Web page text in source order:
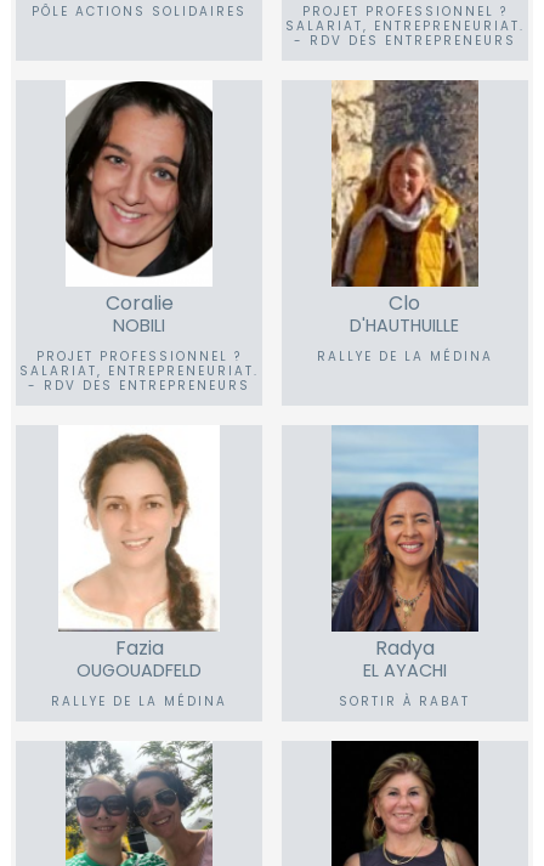
PÔLE ACTIONS SOLIDAIRES
PROJET PROFESSIONNEL ?
SALARIAT, ENTREPRENEURIAT.
- RDV DES ENTREPRENEURS
Coralie
NOBILI
PROJET PROFESSIONNEL ?
SALARIAT, ENTREPRENEURIAT.
- RDV DES ENTREPRENEURS
Clo
D'HAUTHUILLE
RALLYE DE LA MÉDINA
Fazia
OUGOUADFELD
RALLYE DE LA MÉDINA
Radya
EL AYACHI
SORTIR À RABAT